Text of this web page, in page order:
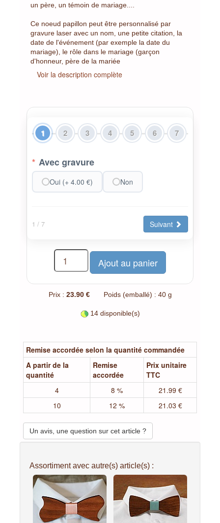
un père, un témoin de mariage....
Ce noeud papillon peut être personnalisé par
gravure laser avec un nom, une petite citation, la
date de l'événement (par exemple la date du
mariage), le rôle dans le mariage (garçon
d'honneur, père de la mariée
Voir la description complète
1 2 3 4 5 6 7
* Avec gravure
Oui (+ 4.00 €) Non
1 / 7 Suivant
Prix : 23.90 € Poids (emballé) : 40 g
14 disponible(s)
Remise accordée selon la quantité commandée
A partir de la
quantité
Remise
accordée
Prix unitaire
TTC
4
8 %
21.99 €
10
12 % 21.03 €
Un avis, une question sur cet article ?
Assortiment avec autre(s) article(s) :